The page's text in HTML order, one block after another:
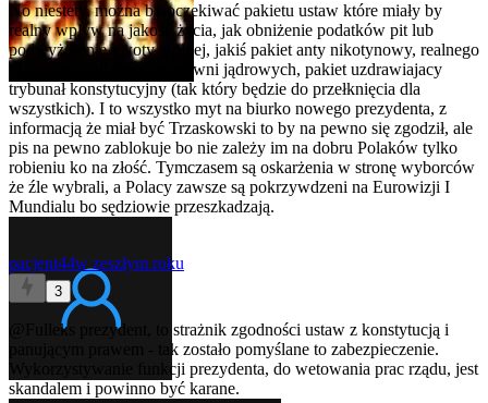
No niestety, można by oczekiwać pakietu ustaw które miały by
realny wpływ na jakość życia, jak obniżenie podatków pit lub
podwyższenie kwoty wolnej, jakiś pakiet anty nikotynowy, realnego
planu budowy cpk, elektrowni jądrowych, pakiet uzdrawiajacy
trybunał konstytucyjny (tak który będzie do przełknięcia dla
wszystkich). I to wszystko myt na biurko nowego prezydenta, z
informacją że miał być Trzaskowski to by na pewno się zgodził, ale
pis na pewno zablokuje bo nie zależy im na dobru Polaków tylko
robieniu ko na złość. Tymczasem są oskarżenia w stronę wyborców
że źle wybrali, a Polacy zawsze są pokrzywdzeni na Eurowizji I
Mundialu bo sędziowie przeszkadzają.
pacjent44w zeszłym roku
3
@Fulleks
prezydent, to strażnik zgodności ustaw z konstytucją i
panującym prawem - tak zostało pomyślane to zabezpieczenie.
Wykorzystywanie funkcji prezydenta, do wetowania prac rządu, jest
skandalem i powinno być karane.